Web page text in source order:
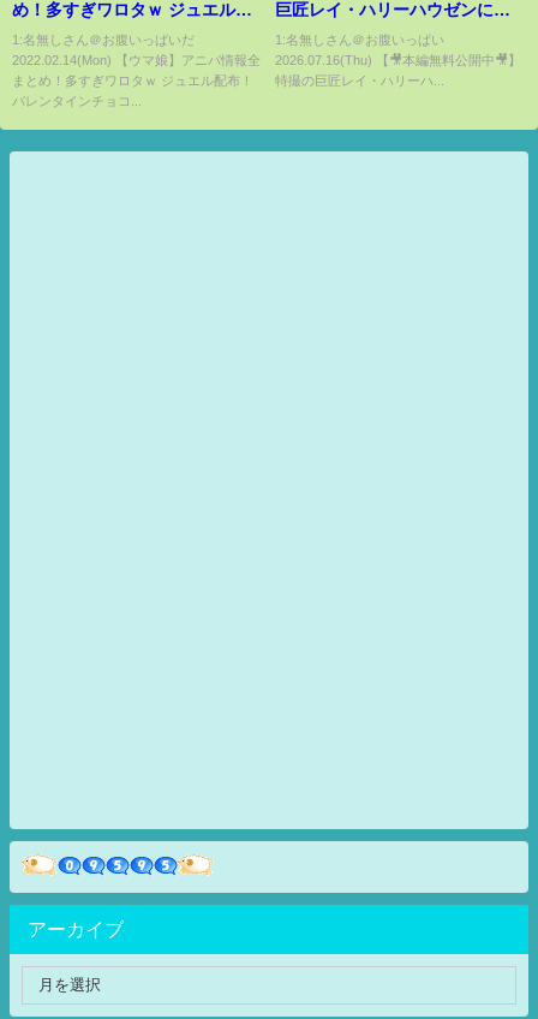
め！多すぎワロタｗ ジュエル配
布！バレンタインチョコも！ア
ツすぎる！！【アクエリアス杯
アニバーサリー のっちんTV ウマ
デまとめ うまむすめ】
1:名無しさん＠お腹いっぱいだ
2022.02.14(Mon) 【ウマ娘】アニバ情報全
まとめ！多すぎワロタｗ ジュエル配布！
バレンタインチョコ...
巨匠レイ・ハリーハウゼンによ
る傑作『シンドバッド７回目の
航海』（字幕版）
1:名無しさん＠お腹いっぱい
2026.07.16(Thu) 【🎥本編無料公開中🎥】
特撮の巨匠レイ・ハリーハ...
アーカイブ